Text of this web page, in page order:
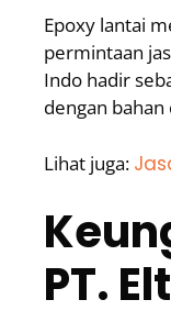
Epoxy lantai
permintaan
Indo hadir
dengan
Lihat juga:
PT.